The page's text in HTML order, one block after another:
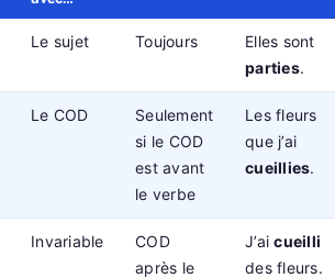
Le sujet Toujours
Elles sont
parties.
Le COD
Seulement
si le COD
est avant
le verbe
Les fleurs
que j’ai
cueillies.
Invariable
COD
après le
J’aicueilli
des fleurs.